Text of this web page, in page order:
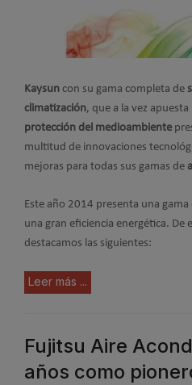
Kaysun con su gama completa de
climatización, que a la vez apuesta
protección del medioambiente
multitud de innovaciones
mejoras para todas sus gamas de
Este año 2014 presenta una
una gran eficiencia energética. De
destacamos las siguientes:
Leer más ...
Fujitsu Aire
años como